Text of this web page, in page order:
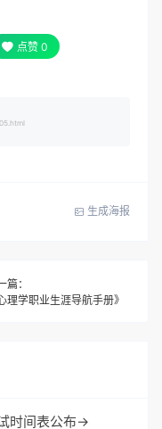
点赞 0
生成海报
篇：
理学职业生涯导航手册》
时间表公布→